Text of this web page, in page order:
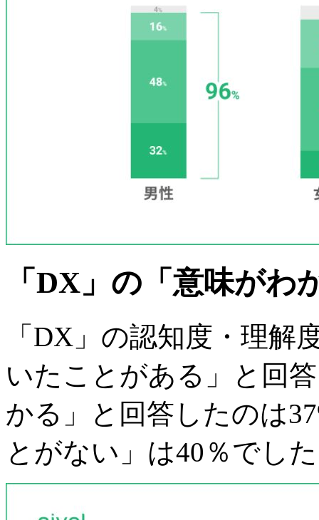
「DX」の「意味が
「DX」の認知度・理
いたことがある」と回
かる」と回答したのは
とがない」は40％でし